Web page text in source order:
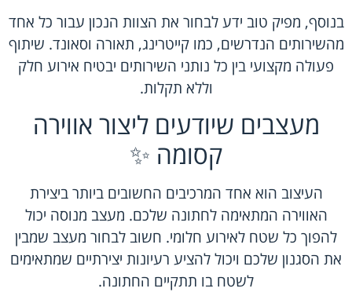
בנוסף, מפיק טוב ידע לבחור את הצוות הנכון עבור כל אחד
מהשירותים הנדרשים, כמו קייטרינג, תאורה וסאונד. שיתוף
פעולה מקצועי בין כל נותני השירותים יבטיח אירוע חלק
וללא תקלות.
מעצבים שיודעים ליצור אווירה
קסומה ✨
העיצוב הוא אחד המרכיבים החשובים ביותר ביצירת
האווירה המתאימה לחתונה שלכם. מעצב מנוסה יכול
להפוך כל שטח לאירוע חלומי. חשוב לבחור מעצב שמבין
את הסגנון שלכם ויכול להציע רעיונות יצירתיים שמתאימים
לשטח בו תתקיים החתונה.